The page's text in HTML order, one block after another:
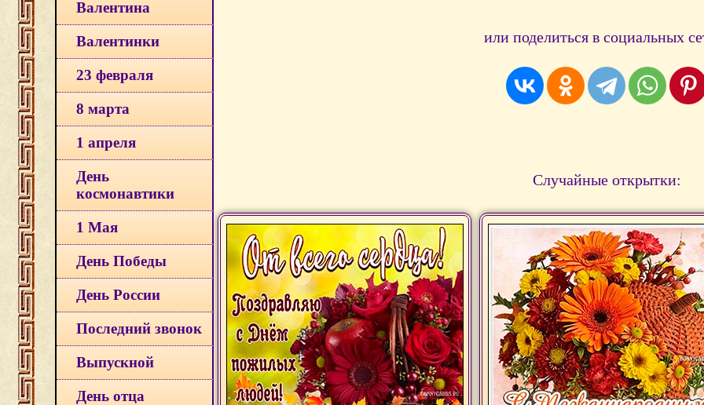
Валентина
Валентинки
23 февраля
8 марта
1 апреля
День
космонавтики
1 Мая
День Победы
День России
Последний звонок
Выпускной
День отца
или поделиться в социальных
Случайные открытки: